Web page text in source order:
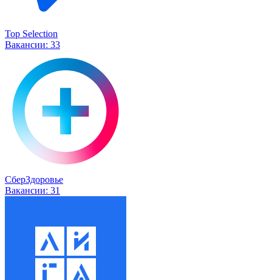
Top Selection
Вакансии: 33
СберЗдоровье
Вакансии: 31